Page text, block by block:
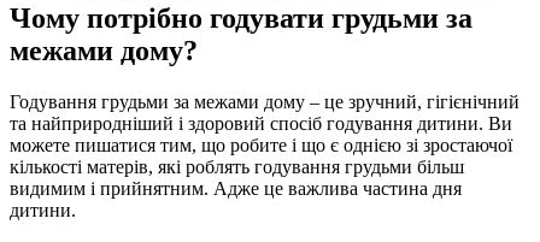
Чому потрібно годувати грудьми за
межами дому?
Годування грудьми за межами дому – це зручний, гігієнічний
та найприродніший і здоровий спосіб годування дитини. Ви
можете пишатися тим, що робите і що є однією зі зростаючої
кількості матерів, які роблять годування грудьми більш
видимим і прийнятним. Адже це важлива частина дня
дитини.